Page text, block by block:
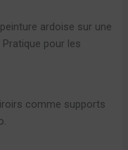
ardoise sur une
pour les
comme supports